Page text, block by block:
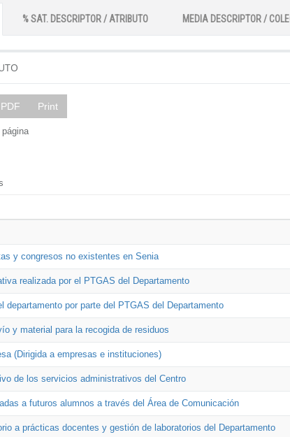
% SAT. DESCRIPTOR / ATRIBUTO MEDIA DESCRIPTOR /
PDF Print
y congresos no existentes en Senia
realizada por el PTGAS del Departamento
departamento por parte del PTGAS del Departamento
y material para la recogida de residuos
(Dirigida a empresas e instituciones)
de los servicios administrativos del Centro
a futuros alumnos a través del Área de Comunicación
a prácticas docentes y gestión de laboratorios del Departamento